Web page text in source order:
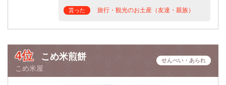
貰った 旅行・観光のお土産（友達・親族）
4位 こめ米煎餅
こめ米屋
せんべい・あられ